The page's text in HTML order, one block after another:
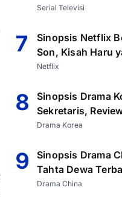
Serial Televisi
7
Sinopsis Netflix
Son, Kisah Haru
Netflix
8
Sinopsis Drama
Sekretaris,
Drama Korea
9
Sinopsis Drama
Tahta Dewa
Drama China